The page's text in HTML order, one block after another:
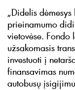
„Didelis
prieinamumo
vietovėse. Fondo
užsakomasis
investuoti į
finansavimas
autobusų